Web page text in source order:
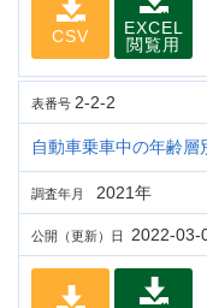
CSV
EXCEL
閲覧用
表番号 2-2-2
自動車乗車中の年齢層
調査年月 2021年
公開（更新）日 2022-03-